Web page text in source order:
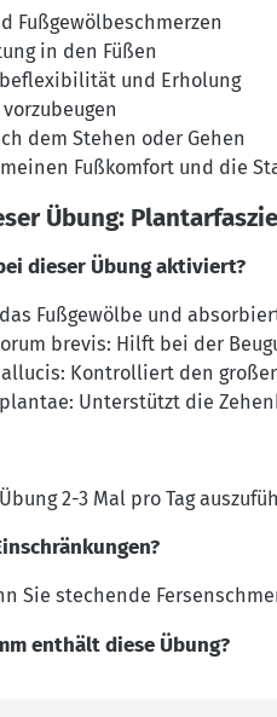
Fußgewölbeschmerzen
in den Füßen
und Erholung
dem Stehen oder Gehen
Fußkomfort und die
Übung:
dieser Übung aktiviert?
Fußgewölbe und
brevis: Hilft bei der
Kontrolliert den
Unterstützt die
2-3 Mal pro Tag
Sie stechende
enthält diese Übung?